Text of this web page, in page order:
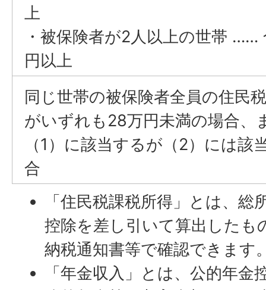
上
・被保険者が2人以上の世帯 ……
円以上
同じ世帯の被保険者全員の住民
がいずれも28万円未満の場合、
（1）に該当するが（2）には該
合
「住民税課税所得」とは、
控除を差し引いて算出したも
納税通知書等で確認できます
「年金収入」とは、公的年